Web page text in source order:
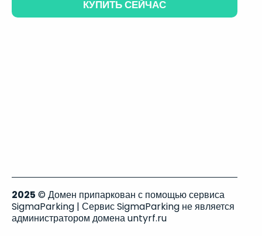
КУПИТЬ СЕЙЧАС
2025 © Домен припаркован с помощью сервиса
SigmaParking | Сервис SigmaParking не является
администратором домена untyrf.ru